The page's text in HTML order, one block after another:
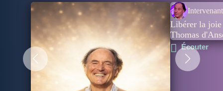
Intervenant
Libérer la
Thomas
Écouter